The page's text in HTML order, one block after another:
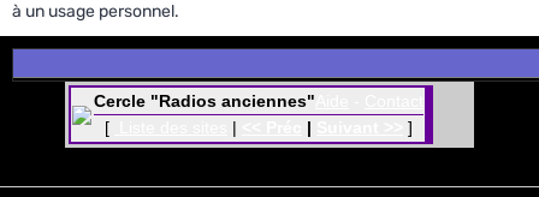
à un usage personnel.
Cercle "Radios anciennes"
[
| | ]